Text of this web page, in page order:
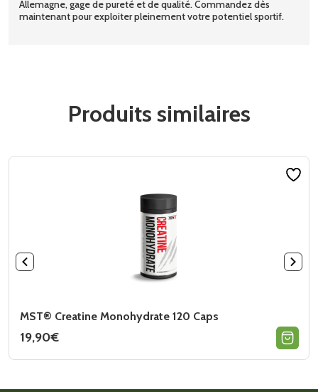
Allemagne, gage de pureté et de qualité. Commandez dès
maintenant pour exploiter pleinement votre potentiel sportif.
Produits similaires
MST® Creatine Monohydrate 120 Caps
19,90€